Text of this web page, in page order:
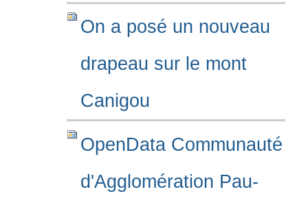
On a posé un nouveau
drapeau sur le mont
Canigou
OpenData Communauté
d'Agglomération Pau-